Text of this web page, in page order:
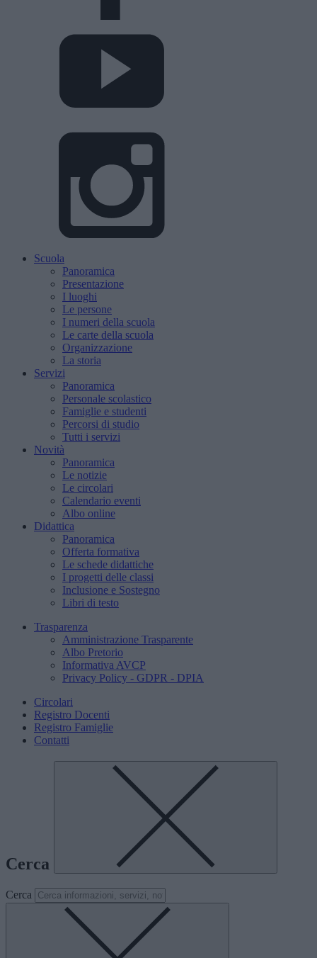
Scuola
Panoramica
Presentazione
I luoghi
Le persone
I numeri della scuola
Le carte della scuola
Organizzazione
La storia
Servizi
Panoramica
Personale scolastico
Famiglie e studenti
Percorsi di studio
Tutti i servizi
Novità
Panoramica
Le notizie
Le circolari
Calendario eventi
Albo online
Didattica
Panoramica
Offerta formativa
Le schede didattiche
I progetti delle classi
Inclusione e Sostegno
Libri di testo
Trasparenza
Amministrazione Trasparente
Albo Pretorio
Informativa AVCP
Privacy Policy - GDPR - DPIA
Circolari
Registro Docenti
Registro Famiglie
Contatti
Cerca
Cerca